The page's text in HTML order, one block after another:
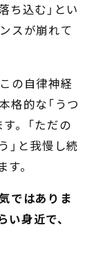
ち込む」とい
スが崩れて
この自律神経
格的な「うつ
。「ただの
」と我慢し続
。
ではありま
身近で、